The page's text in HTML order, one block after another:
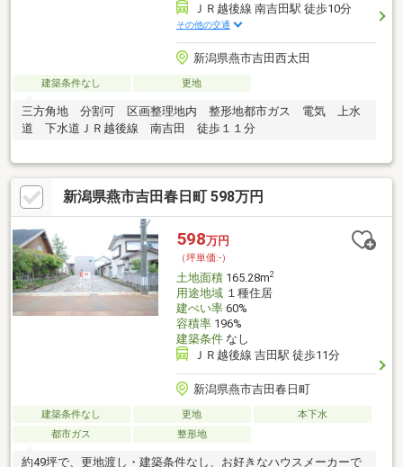
ＪＲ越後線 南吉田駅 徒歩10分
その他の交通
新潟県燕市吉田西太田
建築条件なし 更地
三方角地 分割可 区画整理地内 整形地都市ガス 電気 上水
道 下水道ＪＲ越後線 南吉田 徒歩１１分
新潟県燕市吉田春日町 598万円
598万円
（坪単価:-）
土地面積165.28m2
用途地域１種住居
建ぺい率60%
容積率196%
建築条件なし
ＪＲ越後線 吉田駅 徒歩11分
新潟県燕市吉田春日町
建築条件なし 更地
本下水
都市ガス
整形地
約49坪で、更地渡し・建築条件なし、お好きなハウスメーカーで